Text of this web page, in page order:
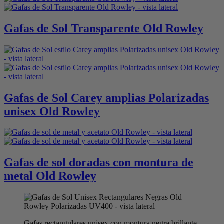
Gafas de Sol Transparente Old Rowley
Gafas de Sol Carey amplias Polarizadas
unisex Old Rowley
Gafas de sol doradas con montura de
metal Old Rowley